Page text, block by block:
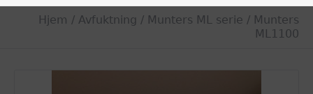
Hjem / Avfuktning / Munters ML serie / Munters
ML1100